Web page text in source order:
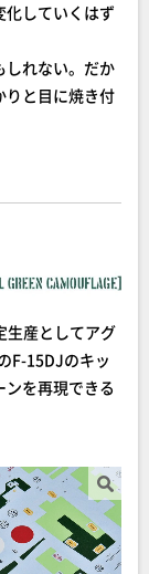
化していくはず
れない。だか
りと目に焼き付
生産としてアグ
F-15DJのキッ
ンを再現できる